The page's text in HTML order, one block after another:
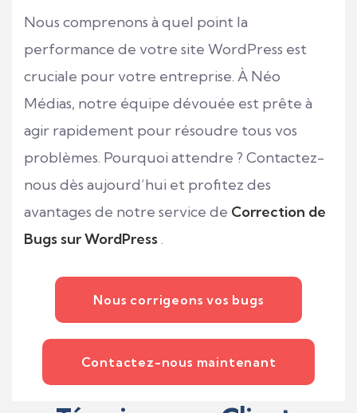
Nous comprenons à quel point la
performance de votre site WordPress est
cruciale pour votre entreprise. À Néo
Médias, notre équipe dévouée est prête à
agir rapidement pour résoudre tous vos
problèmes. Pourquoi attendre ? Contactez-
nous dès aujourd’hui et profitez des
avantages de notre service de Correction de
Bugs sur WordPress.
Nous corrigeons vos bugs
Contactez-nous maintenant